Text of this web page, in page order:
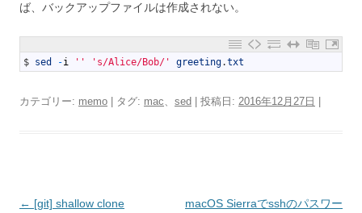
ば、バックアップファイルは作成されない。
$ sed -i '' 's/Alice/Bob/' greeting.txt
カテゴリー: memo | タグ: mac、 sed | 投稿日: 2016年12月27日
投
← [git] shallow clone
macOS Sierraでsshのパスワー